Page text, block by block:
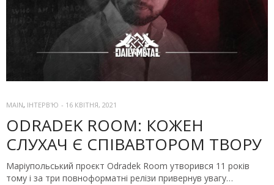
MAIN, ІНТЕРВ'Ю - 16 КВІТНЯ, 2021
ODRADEK ROOM: КОЖЕН
СЛУХАЧ Є СПІВАВТОРОМ ТВОРУ
Маріупольський проєкт Odradek Room утворився 11 років
тому і за три повноформатні релізи привернув увагу…